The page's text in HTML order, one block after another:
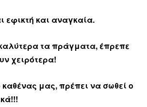
εφικτή και αναγκαία.
τα πράγματα, έπρεπε
χειρότερα!
καθένας μας, πρέπει να σωθεί ο